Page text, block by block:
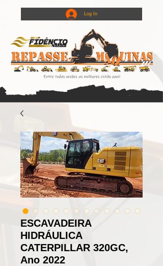
Log In
ESCAVADEIRA
HIDRÁULICA
CATERPILLAR 320GC,
Ano 2022